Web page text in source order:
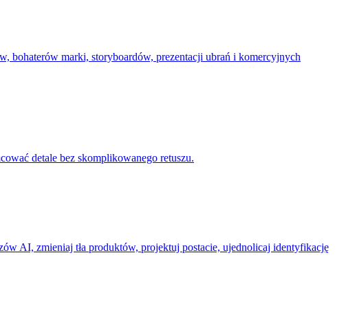
bohaterów marki, storyboardów, prezentacji ubrań i komercyjnych
detale bez skomplikowanego retuszu.
AI, zmieniaj tła produktów, projektuj postacie, ujednolicaj identyfikację